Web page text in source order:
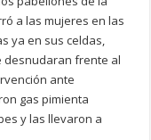
a las mujeres en las
ya en sus celdas,
desnudaran frente al
ante
gas pimienta
y las llevaron a